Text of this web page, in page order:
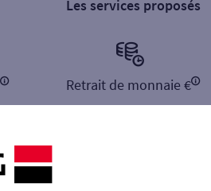
Les services proposés
Retrait de monnaie €